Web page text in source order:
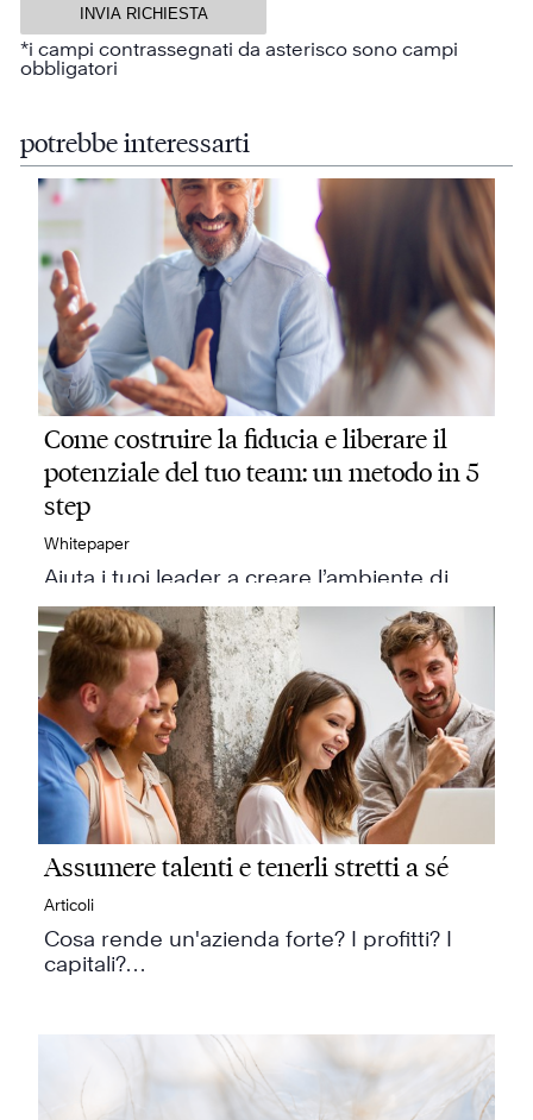
*i campi contrassegnati da asterisco sono campi
obbligatori
potrebbe interessarti
Come costruire la fiducia e liberare il
potenziale del tuo team: un metodo in 5
step
Whitepaper
Aiuta i tuoi leader a creare l’ambiente di…
Assumere talenti e tenerli stretti a sé
Articoli
Cosa rende un'azienda forte? I profitti? I
capitali?…